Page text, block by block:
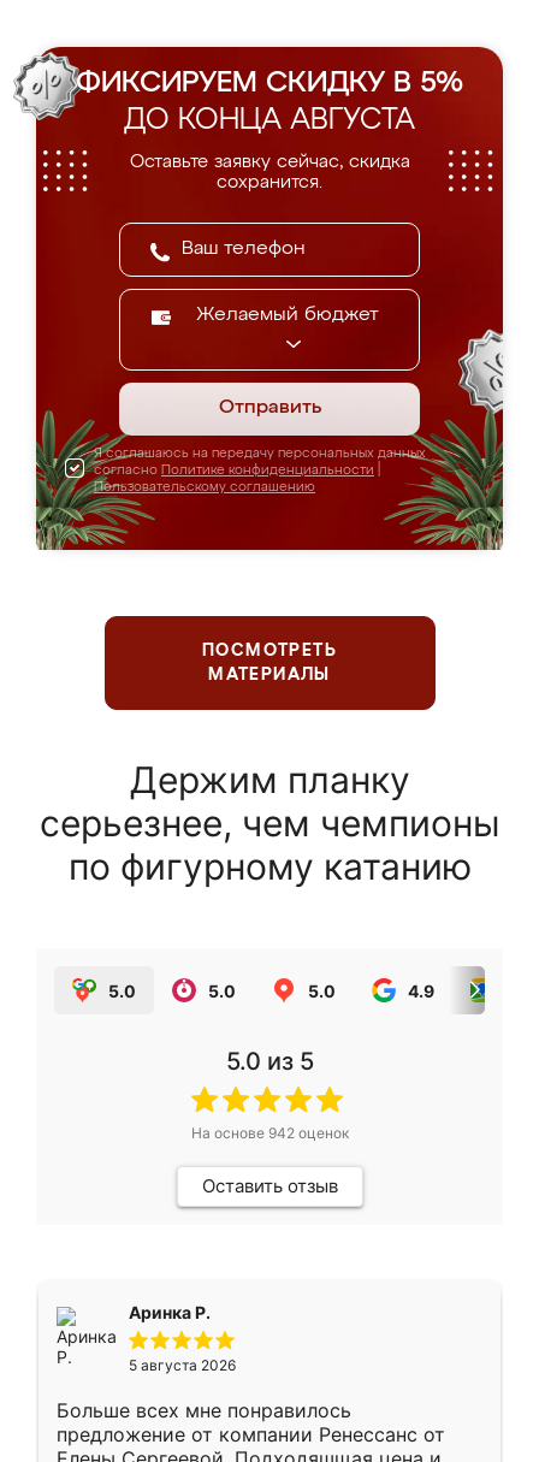
ФИКСИРУЕМ СКИДКУ В 5%
ДО КОНЦА АВГУСТА
Оставьте заявку сейчас, скидка
сохранится.
Желаемый бюджет
Отправить
Я соглашаюсь на передачу персональных данных
согласно Политике конфиденциальности
Пользовательскому соглашению
ПОСМОТРЕТЬ
МАТЕРИАЛЫ
Держим планку
серьезнее, чем чемпионы
по фигурному катанию
5.0 5.0 5.0 4.9
5.0 из 5
На основе 942оценок
Оставить отзыв
Аринка Р.
5 августа 2026
Больше всех мне понравилось
предложение от компании Ренессанс от